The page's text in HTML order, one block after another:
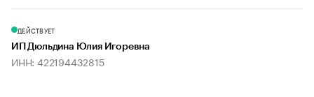
ДЕЙСТВУЕТ
ИП Дюльдина Юлия Игоревна
ИНН: 422194432815